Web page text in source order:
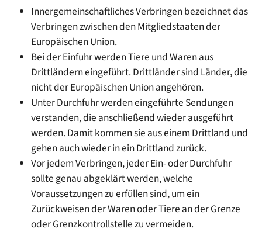
Innergemeinschaftliches Verbringen bezeichnet das
Verbringen zwischen den Mitgliedstaaten der
Europäischen Union.
Bei der Einfuhr werden Tiere und Waren aus
Drittländern eingeführt. Drittländer sind Länder, die
nicht der Europäischen Union angehören.
Unter Durchfuhr werden eingeführte Sendungen
verstanden, die anschließend wieder ausgeführt
werden. Damit kommen sie aus einem Drittland und
gehen auch wieder in ein Drittland zurück.
Vor jedem Verbringen, jeder Ein- oder Durchfuhr
sollte genau abgeklärt werden, welche
Voraussetzungen zu erfüllen sind, um ein
Zurückweisen der Waren oder Tiere an der Grenze
oder Grenzkontrollstelle zu vermeiden.